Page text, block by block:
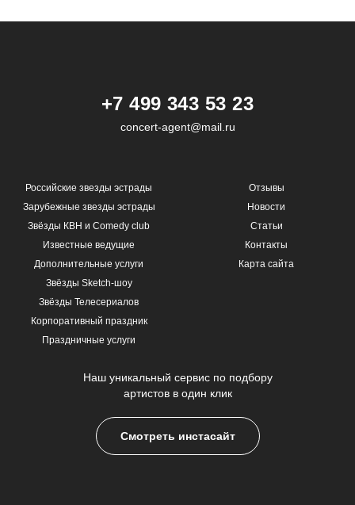
+7 499 343 53 23
concert-agent@mail.ru
Российские звезды эстрады
Зарубежные звезды эстрады
Звёзды КВН и Comedy club
Известные ведущие
Дополнительные услуги
Звёзды Sketch-шоу
Звёзды Телесериалов
Корпоративный праздник
Праздничные услуги
Отзывы
Новости
Статьи
Контакты
Карта сайта
Наш уникальный сервис по подбору
артистов в один клик
Смотреть инстасайт